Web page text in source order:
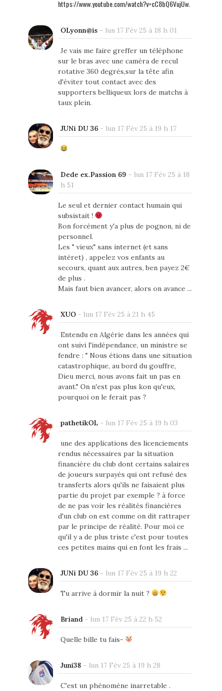
https://www.youtube.com/watch?v=cC8bQ6VujUw.
OLyonn@is- lun 17 Fév 25 à 18 h 01
Je vais me faire greffer un téléphone
sur le bras avec une caméra de recul
rotative 360 degrés,sur la tête afin
d'éviter tout contact avec des
supporters belliqueux lors de matchs à
taux plein.
JUNi DU 36- lun 17 Fév 25 à 19 h 17
Dede ex.Passion 69 - lun 17 Fév 25 à 18
h 51
Le seul et dernier contact humain qui
subsistait !
Bon forcément y'a plus de pognon, ni de
personnel.
Les " vieux" sans internet (et sans
intéret) , appelez vos enfants au
secours, quant aux autres, ben payez 2€
de plus .
Mais faut bien avancer, alors on avance ...
XUO- lun 17 Fév 25 à 21 h 45
Entendu en Algérie dans les années qui
ont suivi l'indépendance, un ministre se
fendre : " Nous étions dans une situation
catastrophique, au bord du gouffre,
Dieu merci, nous avons fait un pas en
avant." On n'est pas plus kon qu'eux,
pourquoi on le ferait pas ?
pathetikOL - lun 17 Fév 25 à 19 h 03
une des applications des licenciements
rendus nécessaires par la situation
financière du club dont certains salaires
de joueurs surpayés qui ont refusé des
transferts alors qu'ils ne faisaient plus
partie du projet par exemple ? à force
de ne pas voir les réalités financières
d'un club on est comme on dit rattraper
par le principe de réalité. Pour moi ce
qu'il y a de plus triste c'est pour toutes
ces petites mains qui en font les frais ...
JUNi DU 36- lun 17 Fév 25 à 19 h 22
Tu arrive à dormir la nuit ?
Briand- lun 17 Fév 25 à 22 h 52
Quelle bille tu fais-
Juni38 - lun 17 Fév 25 à 19 h 28
C'est un phénomène inarretable .